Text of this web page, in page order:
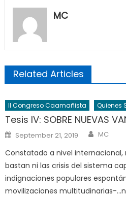
MC
Related Articles
II Congreso Caamañista Quienes
Tesis IV: SOBRE NUEVAS
Posted
on
September 21, 2019 Author
MC
Constatado a nivel
bastan ni las crisis del sistema
indignaciones populares
movilizaciones multitudinarias-